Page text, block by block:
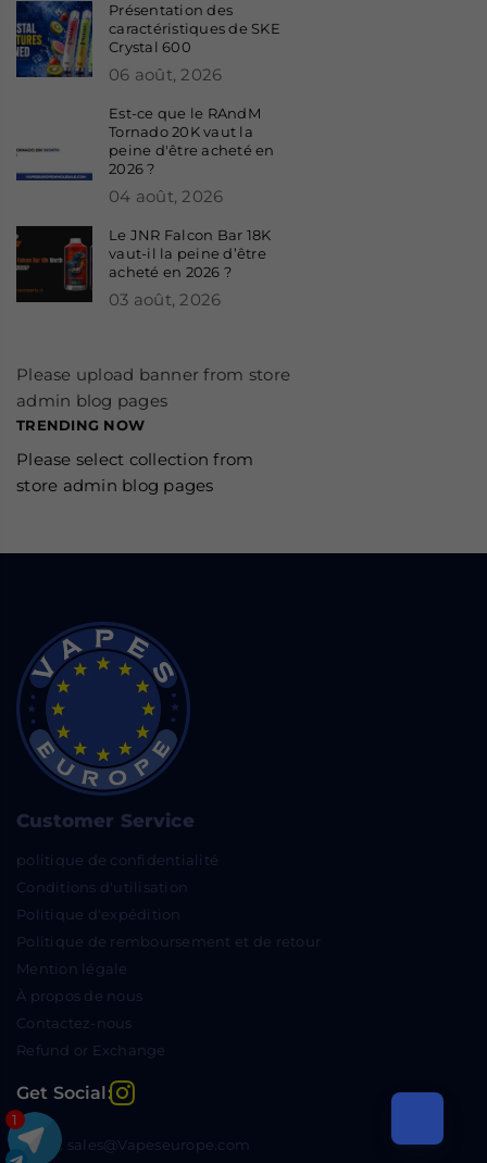
Présentation des
caractéristiques de SKE
Crystal 600
06 août, 2026
Est-ce que le RAndM
Tornado 20K vaut la
peine d'être acheté en
2026 ?
04 août, 2026
Le JNR Falcon Bar 18K
vaut-il la peine d’être
acheté en 2026 ?
03 août, 2026
Please upload banner from store
admin blog pages
TRENDING NOW
Please select collection from
store admin blog pages
Customer Service
politique de confidentialité
Conditions d'utilisation
Politique d'expédition
Politique de remboursement et de retour
Mention légale
À propos de nous
Contactez-nous
Refund or Exchange
Get Social: Instagram
Email: sales@Vapeseurope.com
1